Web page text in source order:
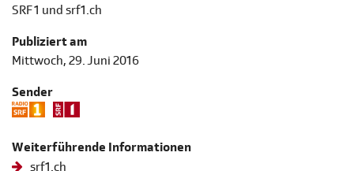
SRF 1 und srf1.ch
Publiziert am
Mittwoch, 29. Juni 2016
Sender
Weiterführende Informationen
srf1.ch